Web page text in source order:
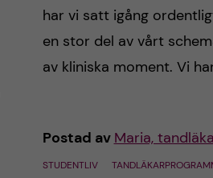
har vi satt igång
en stor del av vårt
av kliniska moment. Vi
Postad av Maria,
STUDENTLIV